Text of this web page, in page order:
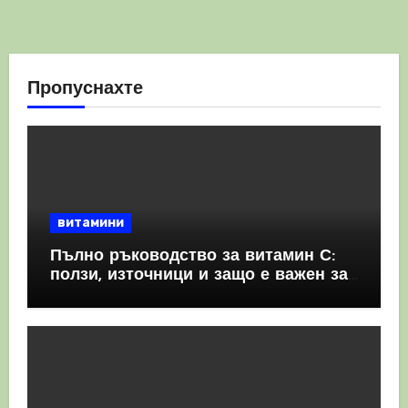
Пропуснахте
витамини
Пълно ръководство за витамин С:
ползи, източници и защо е важен за